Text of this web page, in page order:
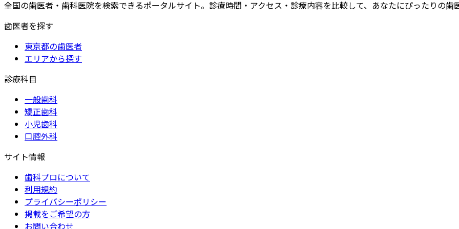
全国の歯医者・歯科医院を検索できるポータルサイト。診療時間・アクセス・診療内容を比較して、あなたにぴったりの歯
歯医者を探す
東京都の歯医者
エリアから探す
診療科目
一般歯科
矯正歯科
小児歯科
口腔外科
サイト情報
歯科プロについて
利用規約
プライバシーポリシー
掲載をご希望の方
お問い合わせ